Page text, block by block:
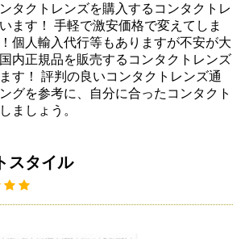
タクトレンズを購入するコンタクトレ
ます！ 手軽で激安価格で変えてしま
個人輸入代行等もありますが不安が大
内正規品を販売するコンタクトレンズ
す！ 評判の良いコンタクトレンズ通
グを参考に、自分に合ったコンタクト
ましょう。
スタイル